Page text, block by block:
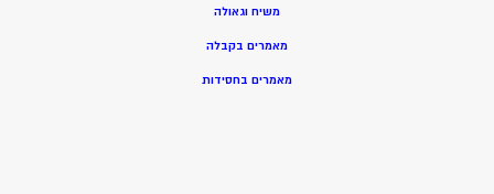
משיח וגאולה
מאמרים בקבלה
מאמרים בחסידות